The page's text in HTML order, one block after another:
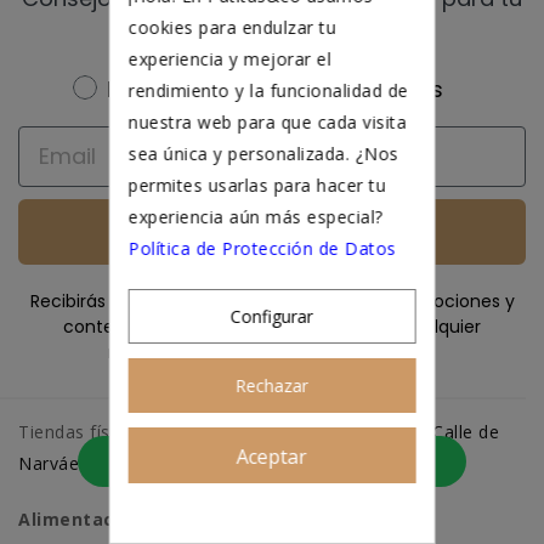
peludo ♥️
Newsletter
Perrete Michi
Ambos
Email
Quiero recibir ofertas
Recibirás la newsletter de Patitas&co con promociones y
contenido útil. Puedes darte de baja en cualquier
momento (verpolítica de privacidad
Tiendas físicas enCalle Fuencarral 156 (Madrid)
Calle de
Narváez 27 (Madrid)
y enwww.patitasco.com
Alimentación perros
Asesoramiento personalizado
cookies para endulzar tu
experiencia y mejorar el
rendimiento y la funcionalidad de
nuestra web para que cada visita
sea única y personalizada. ¿Nos
permites usarlas para hacer tu
experiencia aún más especial?
Política de Protección de Datos
Configurar
Rechazar
Aceptar